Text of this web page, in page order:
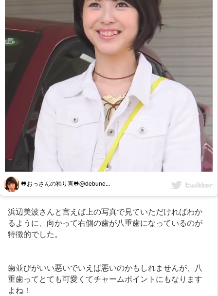
🐸おっさんの独り言🐸@debune...
浜辺美波さんと言えば上の写真で見ていただければわか
るように、向かって右側の歯が八重歯になっているのが
特徴的でした。
歯並びがいい悪いでいえば悪いのかもしれませんが、八
重歯ってとても可愛くてチャームポイントにもなります
よね！